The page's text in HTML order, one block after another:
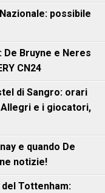
possibile
De Bruyne e Neres
CN24
di Sangro: orari
e i giocatori,
e quando De
notizie!
Tottenham: